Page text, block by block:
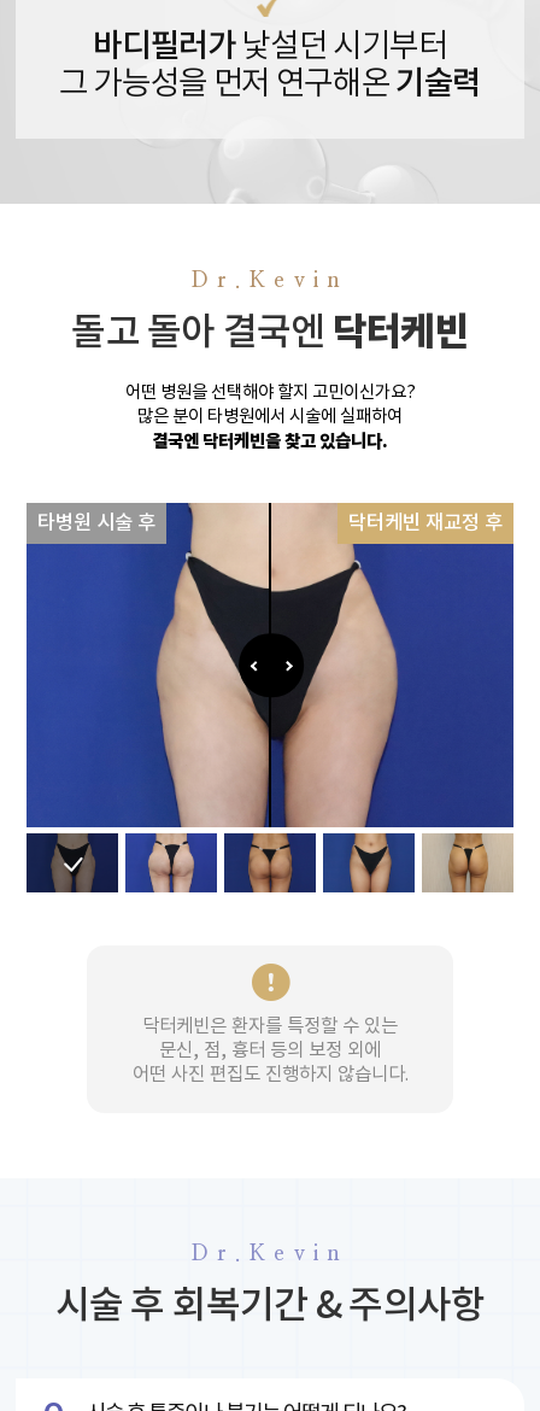
바디필러가낯설던 시기부터
그 가능성을 먼저 연구해온 기술력
Dr.Kevin
돌고 돌아 결국엔 닥터케빈
어떤 병원을 선택해야 할지 고민이신가요?
많은 분이 타병원에서 시술에 실패하여
결국엔 닥터케빈을 찾고 있습니다.
닥터케빈 재교정 후
타병원 시술 후
닥터케빈은 환자를 특정할 수 있는
문신, 점, 흉터 등의 보정 외에
어떤 사진 편집도 진행하지 않습니다.
Dr.Kevin
시술 후 회복기간 & 주의사항